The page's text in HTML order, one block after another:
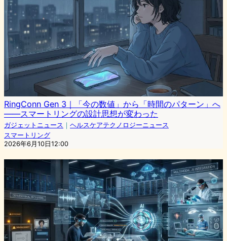
RingConn Gen 3｜「今の数値」から「時間のパターン」へ
——スマートリングの設計思想が変わった
ガジェットニュース ｜ ヘルスケアテクノロジーニュース
スマートリング
2026年6月10日12:00